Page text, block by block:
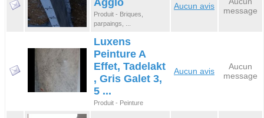
Agglo
Produit - Briques,
parpaings, ...
Aucun avis
message
Luxens
Peinture A
Effet, Tadelakt
, Gris Galet 3,
5 ...
Produit - Peinture
Aucun avis
Aucun
message